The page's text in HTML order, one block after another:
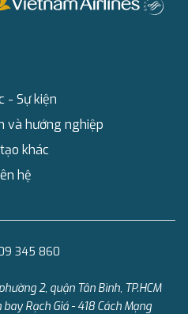
- Sự kiện
và hướng nghiệp
khác
hệ
345 860
2, quận Tân Bình, TP.HCM
bay Rạch Giá - 418 Cách Mạng